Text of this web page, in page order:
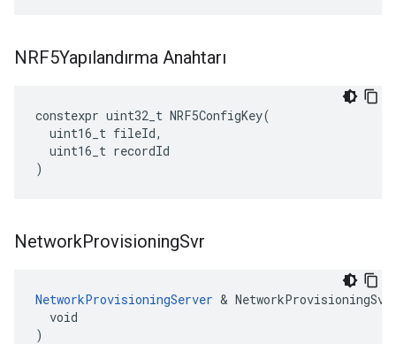
NRF5Yapılandırma Anahtarı
constexpr uint32_t NRF5ConfigKey(
uint16_t fileId,
uint16_t recordId
)
NetworkProvisioningSvr
NetworkProvisioningServer &
  void
)